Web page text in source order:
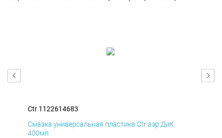
Ctr 1122614683
Смазка универсальная пластика Ctr аэр ДиК
400мл